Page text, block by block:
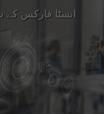
انسٹا فارکس کے